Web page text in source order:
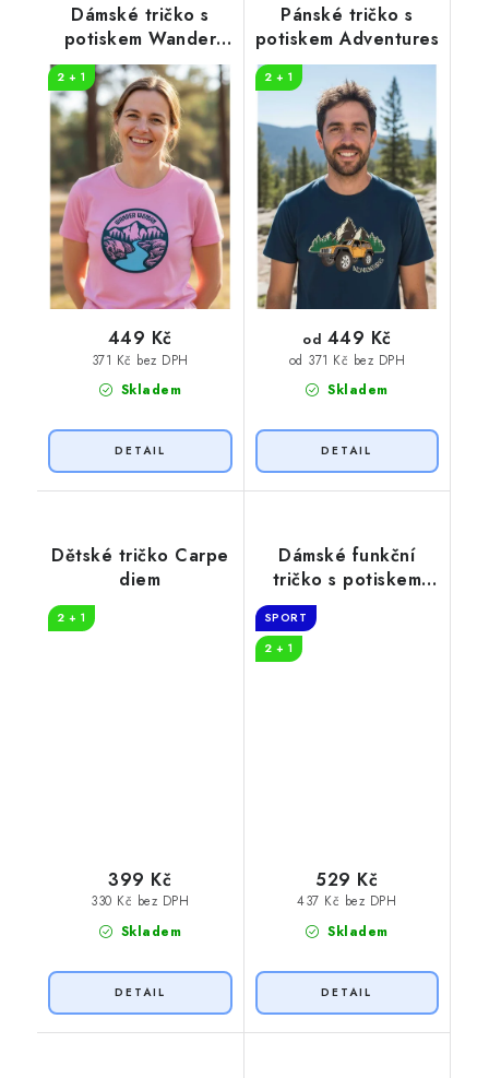
Dámské tričko s
potiskem Wander
woman
2 + 1
Skladem
371 Kč bez DPH
449 Kč
Pánské tričko s
potiskem Adventures
2 + 1
Skladem
od 371 Kč bez DPH
od 449 Kč
Dětské tričko Carpe
diem
2 + 1
Skladem
330 Kč bez DPH
399 Kč
Dámské funkční
tričko s potiskem
Cestování
SPORT
2 + 1
Skladem
437 Kč bez DPH
529 Kč